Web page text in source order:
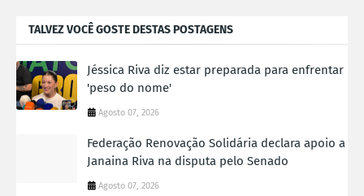
TALVEZ VOCÊ GOSTE DESTAS POSTAGENS
Jéssica Riva diz estar preparada para enfrentar
'peso do nome'
Agosto 07, 2026
Federação Renovação Solidária declara apoio a
Janaina Riva na disputa pelo Senado
Agosto 07, 2026